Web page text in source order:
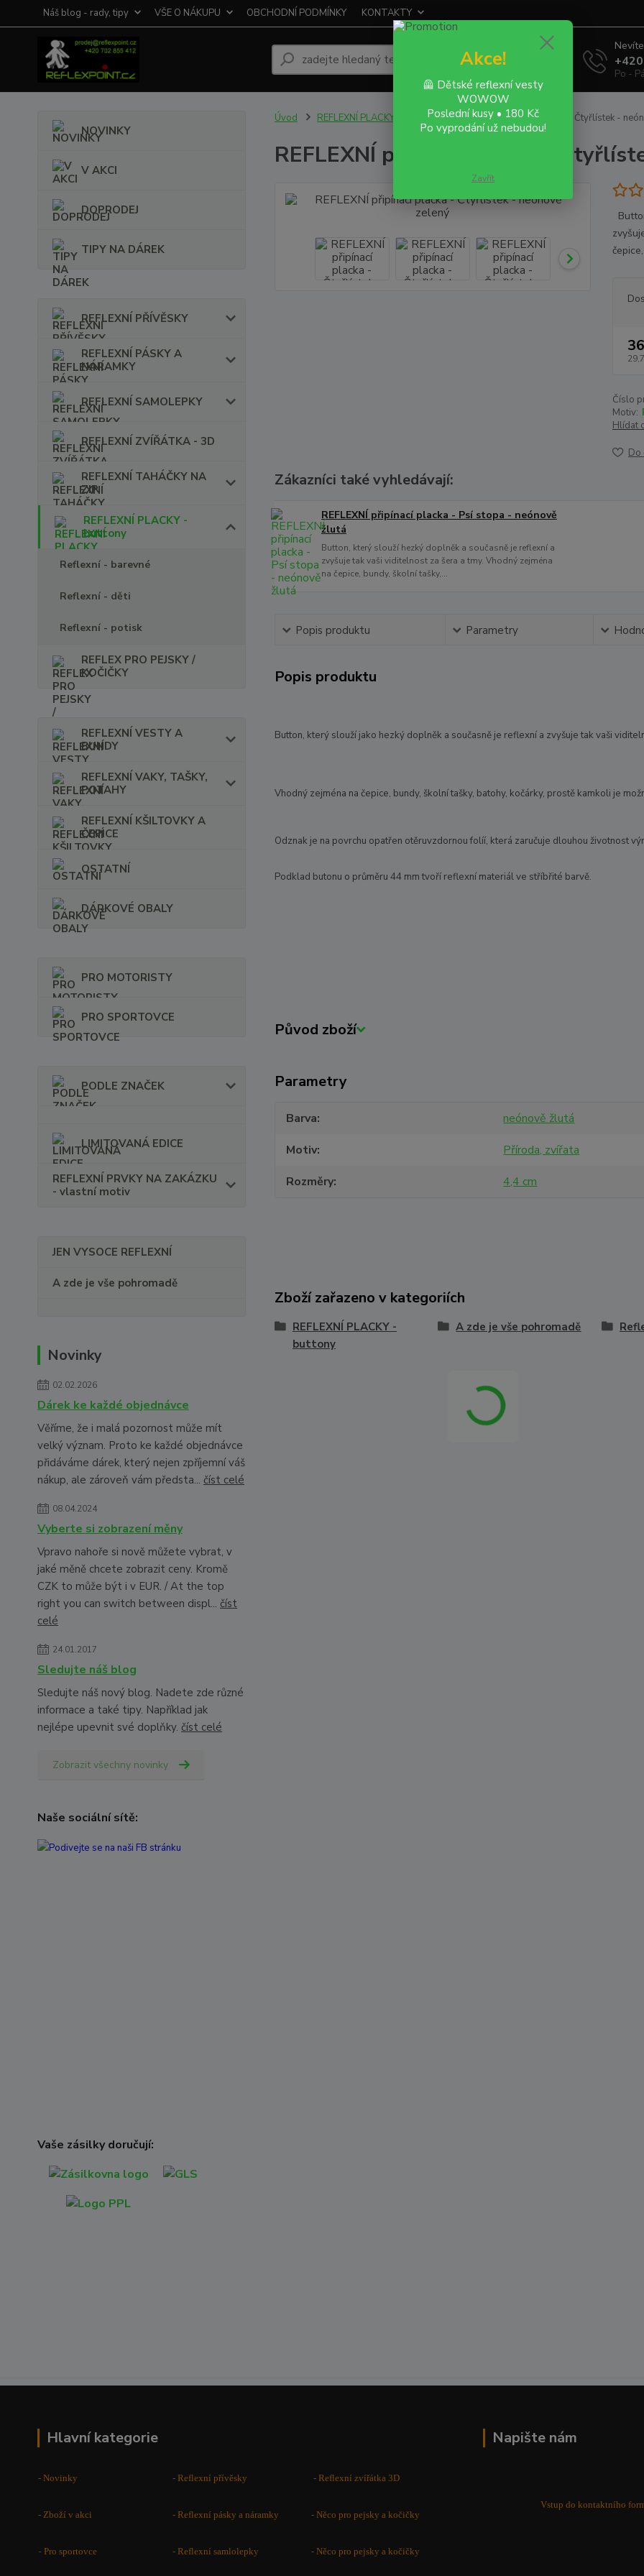
Náš blog - rady, tipy VŠE O NÁKUPU OBCHODNÍ PODMÍNKY KONTAKTY
Hledat
Po -
NOVINKY
V AKCI
DOPRODEJ
TIPY NA DÁREK
REFLEXNÍ PŘÍVĚSKY
REFLEXNÍ PÁSKY A
NÁRAMKY
REFLEXNÍ SAMOLEPKY
REFLEXNÍ ZVÍŘÁTKA - 3D
REFLEXNÍ TAHÁČKY NA
ZIP
REFLEXNÍ PLACKY -
buttony
Reflexní - barevné
Reflexní - děti
Reflexní - potisk
REFLEX PRO PEJSKY /
KOČIČKY
REFLEXNÍ VESTY A
BUNDY
REFLEXNÍ VAKY, TAŠKY,
POTAHY
REFLEXNÍ KŠILTOVKY A
ČEPICE
OSTATNÍ
DÁRKOVÉ OBALY
PRO MOTORISTY
PRO SPORTOVCE
PODLE ZNAČEK
LIMITOVANÁ EDICE
REFLEXNÍ PRVKY NA ZAKÁZKU
- vlastní motiv
JEN VYSOCE REFLEXNÍ
A zde je vše pohromadě
Novinky
02.02.2026
Dárek ke každé objednávce
Věříme, že i malá pozornost může mít
velký význam. Proto ke každé objednávce
přidáváme dárek, který nejen zpříjemní váš
nákup, ale zároveň vám předsta... číst celé
08.04.2024
Vyberte si zobrazení měny
Vpravo nahoře si nově můžete vybrat, v
jaké měně chcete zobrazit ceny. Kromě
CZK to může být i v EUR. / At the top
right you can switch between displ... číst
celé
24.01.2017
Sledujte náš blog
Sledujte náš nový blog. Nadete zde různé
informace a také tipy. Například jak
nejlépe upevnit své doplňky. číst celé
Zobrazit všechny novinky
Naše sociální sítě:
Vaše zásilky doručují:
Úvod REFLEXNÍ PLACKY - buttony REFLEXNÍ připínací placka - Čtyřlístek -
REFLEXNÍ připínací placka -
Číslo
Motiv:
Hlídat
Do
Zákazníci také vyhledávají:
REFLEXNÍ připínací placka - Psí stopa - neónově
žlutá
Button, který slouží hezký doplněk a současně je reflexní a
zvyšuje tak vaši viditelnost za šera a tmy. Vhodný zejména
na čepice, bundy, školní tašky,...
Popis produktu Parametry
Popis produktu
Button, který slouží jako hezký doplněk a současně je reflexní a zvyšuje tak vaši
Vhodný zejména na čepice, bundy, školní tašky, batohy, kočárky, prostě kamkoli je
Odznak je na povrchu opatřen otěruvzdornou folíí, která zaručuje dlouhou životnost
Podklad butonu o průměru 44 mm tvoří reflexní materiál ve stříbřité barvě.
Původ zboží
Parametry
Barva
neónově žlutá
Motiv
Příroda, zvířata
Rozměry
4,4 cm
Zboží zařazeno v kategoriích
REFLEXNÍ PLACKY -
buttony
A zde je vše pohromadě
Hlavní kategorie
- Novinky - Reflexní přívěsky - Reflexní zvířátka 3D
- Zboží v akci - Reflexní pásky a náramky - Něco pro pejsky a kočičky
- Pro sportovce - Reflexní samlolepky - Něco pro pejsky a kočičky
Napište nám
Vstup do kontaktního
Akce!
🦺 Dětské reflexní vesty
WOWOW
Poslední kusy • 180 Kč
Po vyprodání už nebudou!
Zavřít